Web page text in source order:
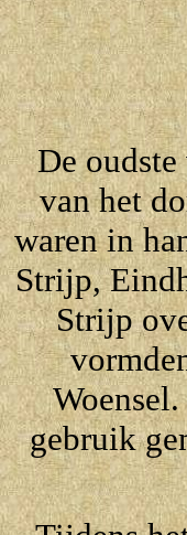
De
van het
waren in
Strijp,
Strijp
gebruik